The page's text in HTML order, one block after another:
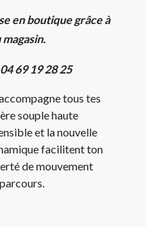
en boutique grâce à
69 19 28 25
tous tes
souple haute
et la nouvelle
facilitent ton
de mouvement